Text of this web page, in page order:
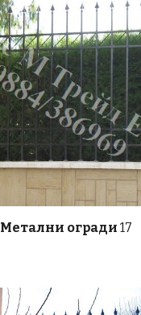
Метални огради 17